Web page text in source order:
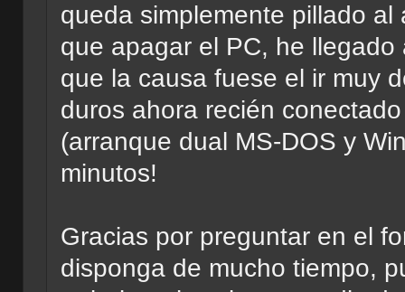
queda simplemente pillado
que apagar el PC, he
que la causa fuese el ir muy
duros ahora recién
(arranque dual MS-DOS y
minutos!
Gracias por preguntar en el
disponga de mucho tiempo,